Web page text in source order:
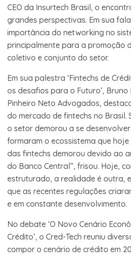
CEO da Insurtech Brasil, o
grandes perspectivas. Em sua
importância do networking no
principalmente para a promoção
coletivo e conjunto do setor.
Em sua palestra ‘Fintechs de
os desafios para o Futuro’, Bruno
Pinheiro Neto Advogados,
do mercado de fintechs no Brasil.
o setor demorou a se
formaram o ecossistema que hoje
das fintechs demorou devido ao
do Banco Central”, frisou. Hoje,
estruturado, a realidade é outra,
que as recentes regulações
e em constante desenvolvimento.
No debate ‘O Novo Cenário
Crédito’, o Cred-Tech reuniu
compor o cenário de crédito em